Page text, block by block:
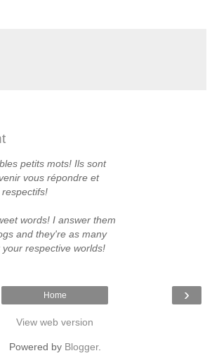
petits mots! Ils sont
vous répondre et
words! I answer them
and they're as many
respective worlds!
›
Home
View web version
Powered by Blogger.